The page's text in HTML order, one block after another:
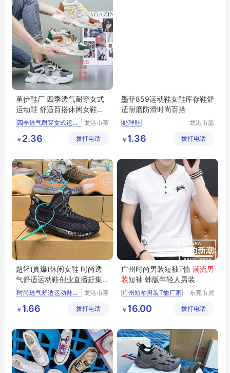
堇伊鞋厂 四季透气耐穿女式
运动鞋 舒适百搭休闲女鞋批
发
四季透气耐穿女式运动鞋
舒适百搭休闲女鞋
龙港市堇
￥ 2.36 拨打电话
墨菲859运动鞋女鞋库存鞋舒
适耐磨防滑时尚百搭
处理鞋
龙港市墨
务商行
￥ 1.36 拨打电话
超轻(真爆)休闲女鞋 时尚透
气舒适运动鞋创业直播赶集
夜市
时尚透气舒适运动鞋创业直播赶集夜市
运动鞋 舒适运动鞋
龙港市堇
￥ 1.66 拨打电话
广州时尚男装短袖T恤 潮流男
装短袖 韩版年轻人男装
广州短袖男装T恤厂家
广州时尚男装厂家
东莞市虎
饰经营部
￥ 16.00 拨打电话